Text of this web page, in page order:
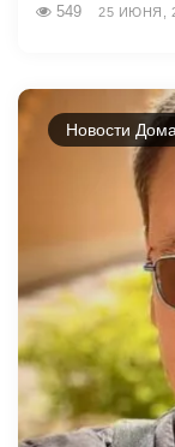
549 25 ИЮНЯ,
Новости